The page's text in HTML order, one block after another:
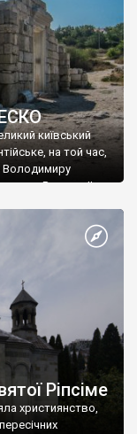
київський
на той час,
Володимиру
Василю ІІ, та
християнином.
Таврійського
Ріпсіме
християнство,